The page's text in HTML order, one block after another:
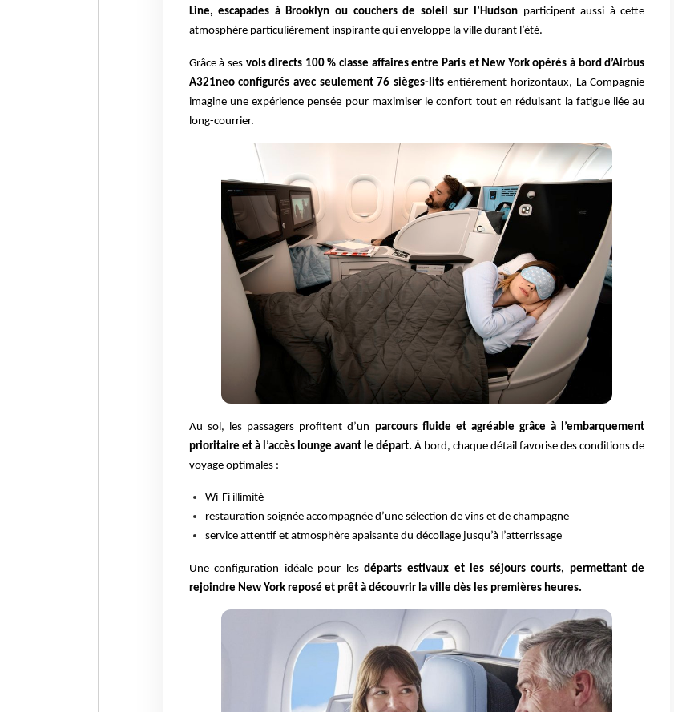
Line, escapades à Brooklyn ou couchers de soleil sur l’Hudson participent aussi à cette
atmosphère particulièrement inspirante qui enveloppe la ville durant l’été.
Grâce à ses vols directs 100 % classe affaires entre Paris et New York opérés à bord d’Airbus
A321neo configurés avec seulement 76 sièges-litsentièrement horizontaux, La Compagnie
imagine une expérience pensée pour maximiser le confort tout en réduisant la fatigue liée au
long-courrier.
Au sol, les passagers profitent d’un parcours fluide et agréable grâce à l’embarquement
prioritaire et à l’accès lounge avant le départ. À bord, chaque détail favorise des conditions de
voyage optimales :
Wi-Fi illimité
restauration soignée accompagnée d’une sélection de vins et de champagne
service attentif et atmosphère apaisante du décollage jusqu’à l’atterrissage
Une configuration idéale pour lesdéparts estivaux et les séjours courts, permettant de
rejoindre New York reposé et prêt à découvrir la ville dès les premières heures.